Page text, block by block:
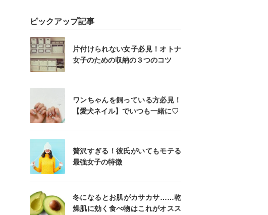
ピックアップ記事
片付けられない女子必見！オトナ
女子のための収納の３つのコツ
ワンちゃんを飼っている方必見！
【愛犬ネイル】でいつも一緒に♡
贅沢すぎる！彼氏がいてもモテる
最強女子の特徴
冬になるとお肌がカサカサ……乾
燥肌に効く食べ物はこれがオスス